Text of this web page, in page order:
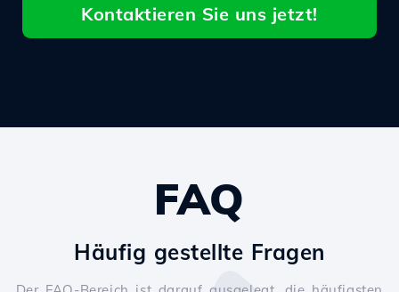
Kontaktieren Sie uns jetzt!
FAQ
Häufig gestellte Fragen